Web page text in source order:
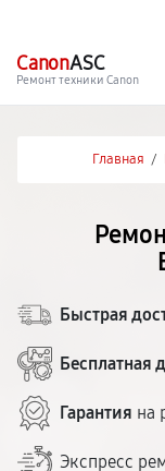
CanonASC
Ремонт техники Canon
Главная /
Быстрая
Бесплатная
Гарантия на
Экспресс